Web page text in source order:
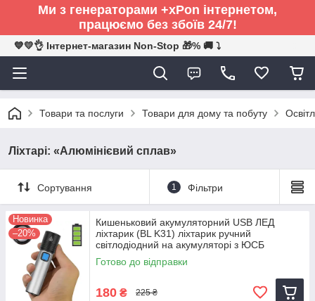
Ми з генераторами +xPon інтернетом,
працюємо без збоїв 24/7!
💙💛👌 Інтернет-магазин Non-Stop 🎁% 🚚 ⤵
Товари та послуги Товари для дому та побуту
Ліхтарі: «Алюмінієвий сплав»
Сортування 1 Фільтри
Новинка
–20%
Кишеньковий акумуляторний USB ЛЕД
ліхтарик (BL K31) ліхтарик ручний
світлодіодний на акумуляторі з ЮСБ
Готово до відправки
180 ₴ 225 ₴